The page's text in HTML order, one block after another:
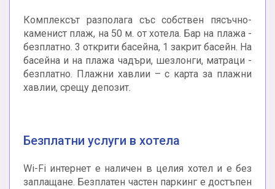
Комплексът разполага със собствен пясъчно-
каменист плаж, на 50 м. от хотела. Бар на плажа -
безплатно. 3 открити басейна, 1 закрит басейн. На
басейна и на плажа чадъри, шезлонги, матраци -
безплатно. Плажни хавлии – с карта за плажни
хавлии, срещу депозит.
Безплатни услуги в хотела
Wi-Fi интернет е наличен в целия хотел и е без
заплащане. Безплатен частен паркинг е достъпен